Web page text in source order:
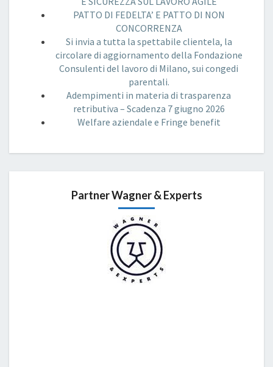
PATTO DI FEDELTA’ E PATTO DI NON
CONCORRENZA
Si invia a tutta la spettabile clientela, la
circolare di aggiornamento della Fondazione
Consulenti del lavoro di Milano, sui congedi
parentali.
Adempimenti in materia di trasparenza
retributiva – Scadenza 7 giugno 2026
Welfare aziendale e Fringe benefit
Partner Wagner & Experts